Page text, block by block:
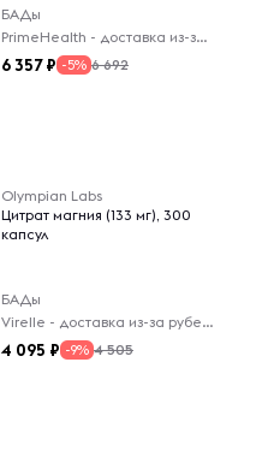
БАДы
PrimeHealth - доставка из-за рубежа
6 357 -5% 6 692
Olympian Labs
Цитрат магния (133 мг), 300
капсул
БАДы
Virelle - доставка из-за рубежа
4 095 -9% 4 505